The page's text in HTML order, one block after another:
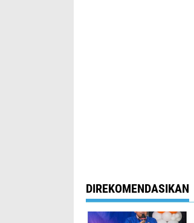
DIREKOMENDASIKAN